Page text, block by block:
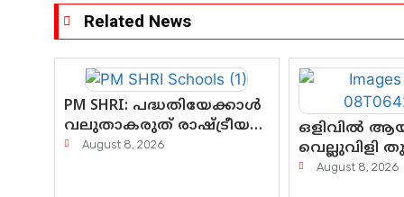
Related News
PM SHRI: പദ്ധതിയേക്കാൾ
വലുതാകരുത് രാഷ്ട്രീയ
തർക്കം
August 8, 2026
ഒളിവിൽ
വെല്ലുവിളി
പോലീസ്
August 8, 2026